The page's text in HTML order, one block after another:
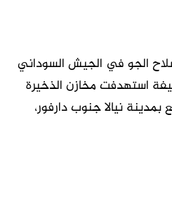
الجو في الجيش السوداني
استهدفت مخازن الذخيرة
بمدينة نيالا جنوب دارفور،